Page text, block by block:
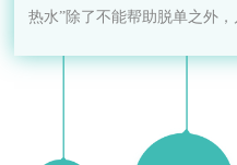
热水”除了不能帮助脱单之外